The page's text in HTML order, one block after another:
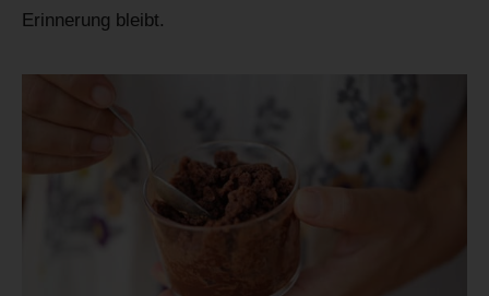
Erinnerung bleibt.